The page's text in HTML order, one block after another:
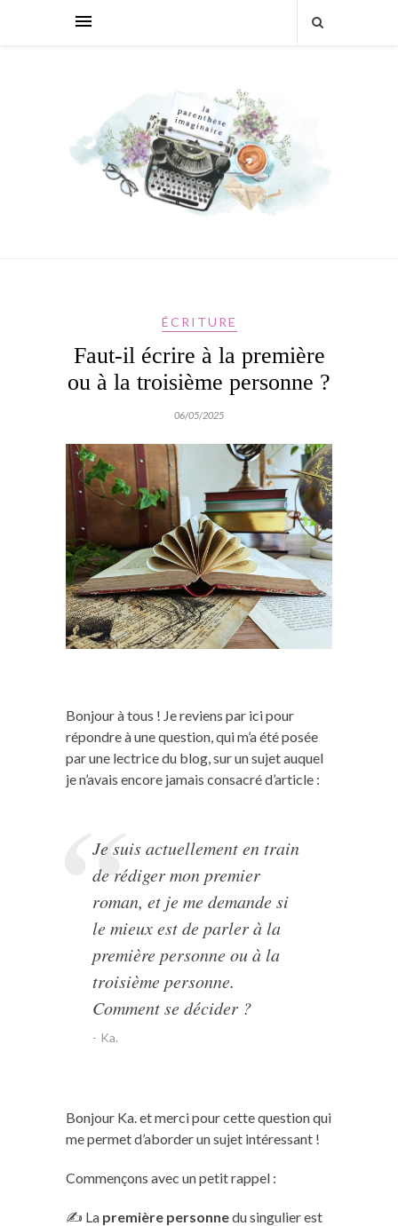
ÉCRITURE
Faut-il écrire à la première
ou à la troisième personne ?
06/05/2025
Bonjour à tous ! Je reviens par ici pour
répondre à une question, qui m’a été posée
par une lectrice du blog, sur un sujet auquel
je n’avais encore jamais consacré d’article :
Je suis actuellement en train
de rédiger mon premier
roman, et je me demande si
le mieux est de parler à la
première personne ou à la
troisième personne.
Comment se décider ?
Ka.
Bonjour Ka. et merci pour cette question qui
me permet d’aborder un sujet intéressant !
Commençons avec un petit rappel :
✍️ La première personnedu singulier est